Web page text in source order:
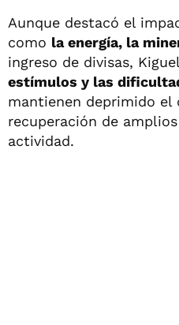
Aunque destacó el
como la energía, la
ingreso de divisas,
estímulos y las
mantienen deprimido el
recuperación de
actividad.